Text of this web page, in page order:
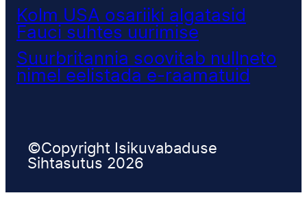
Kolm USA osariiki algatasid
Fauci suhtes uurimise
Suurbritannia soovitab nullneto
nimel eelistada e-raamatuid
©Copyright Isikuvabaduse
Sihtasutus 2026